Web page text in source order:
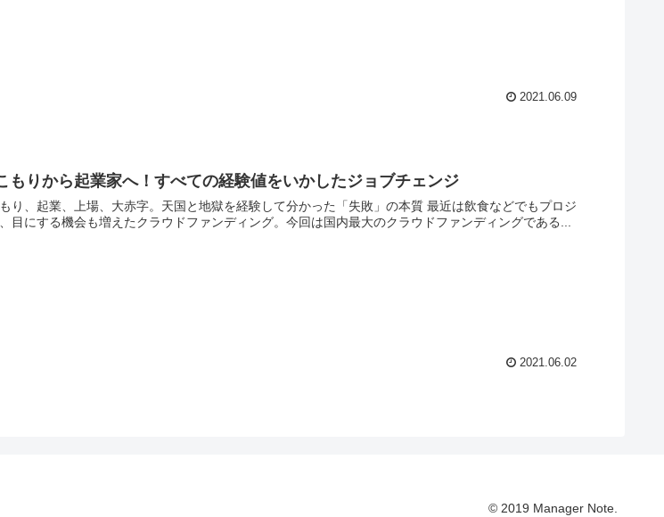
2021.06.09
もりから起業家へ！すべての経験値をいかしたジョブチェンジ
業、上場、大赤字。天国と地獄を経験して分かった「失敗」の本質 最近は飲食などでもプロジ
目にする機会も増えたクラウドファンディング。今回は国内最大のクラウドファンディングである...
2021.06.02
© 2019 Manager Note.